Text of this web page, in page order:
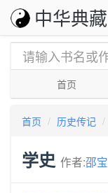
中华典藏
首页
首页 历史传记
学史 作者:邵宝